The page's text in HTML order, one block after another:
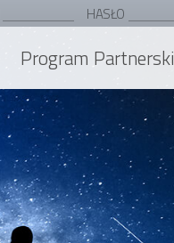
HASŁO
Program Partnerski